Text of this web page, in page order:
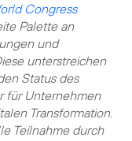
Congress
Palette an
und
unterstreichen
Status des
für Unternehmen
Transformation.
Teilnahme durch